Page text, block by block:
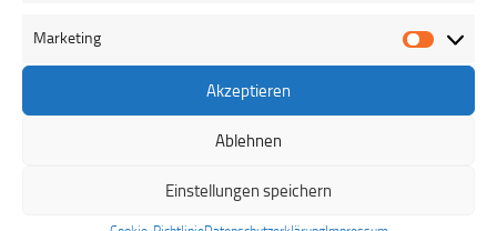
Marketing
Akzeptieren
Ablehnen
Einstellungen speichern
Mengeringhäuser Traditionsbades taufen zu lassen. Mit dabei
sind aus dem Kooperationsraum Arolser Land die Pfarrer Uwe
Jahnke, Jan Homann, Philipp Rennert und Pfarrerin Birgit
Rennert schmunzelnd erklärt.